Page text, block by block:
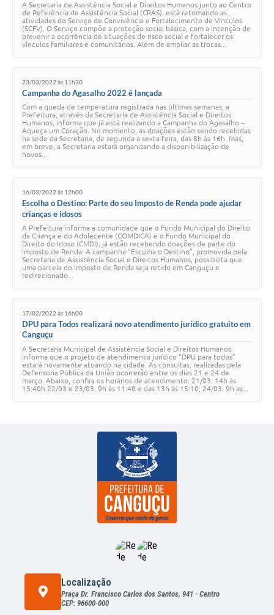
A Secretaria de Assistência Social e Direitos Humanos junto ao Centro
de Referência de Assistência Social (CRAS), está retomando as
atividades do Serviço de Convivência e Fortalecimento de Vínculos
(SCFV). O Serviço compõe a proteção social básica, com a intenção de
prevenir a ocorrência de situações de risco social e fortalecer os
vínculos familiares e comunitários. Além de ampliar as trocas...
23/03/2022 às 11h30
Campanha do Agasalho 2022 é lançada
Com a queda de temperatura registrada nas últimas semanas, a
Prefeitura, através da Secretaria de Assistência Social e Direitos
Humanos, informa que já está realizando a Campanha do Agasalho –
Aqueça um Coração. No momento, as doações estão sendo recebidas
na sede da Secretaria, de segunda a sexta-feira, das 8h às 16h. Mas,
em breve, a Secretaria estará organizando a disponibilização de
novos...
16/03/2022 às 12h00
Escolha o Destino: Parte do seu Imposto de Renda pode ajudar
crianças e idosos
A Prefeitura informa a comunidade que o Fundo Municipal do Direito
da Criança e do Adolecente (COMDICA) e o Fundo Municipal do
Direito do Idoso (CMDI), já estão recebendo doações de parte do
Imposto de Renda. A campanha “Escolha o Destino”, promovida pela
Secretaria de Assistência Social e Direitos Humanos, possibilita que
uma parcela do Imposto de Renda seja retido em Canguçu e
redirecionado...
17/02/2022 às 16h00
DPU para Todos realizará novo atendimento jurídico gratuito em
Canguçu
A Secretaria Municipal de Assistência Social e Direitos Humanos
informa que o projeto de atendimento jurídico “DPU para todos”
estará novamente atuando na cidade. As consultas, realizadas pela
Defensoria Pública da União ocorrerão entre os dias 21 e 24 de
março. Abaixo, confira os horários de atendimento: 21/03: 14h às
15:40h 22/03 e 23/03: 9h às 11:40 e das 13h às 15:10; 24/03: 9h as...
Localização
Praça Dr. Francisco Carlos dos Santos, 941 - Centro
CEP: 96600-000